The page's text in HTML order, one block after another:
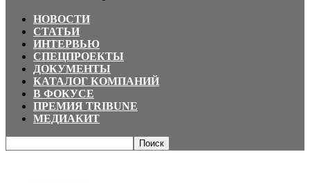
НОВОСТИ
СТАТЬИ
ИНТЕРВЬЮ
СПЕЦПРОЕКТЫ
ДОКУМЕНТЫ
КАТАЛОГ КОМПАНИЙ
В ФОКУСЕ
ПРЕМИЯ TRIBUNE
МЕДИАКИТ